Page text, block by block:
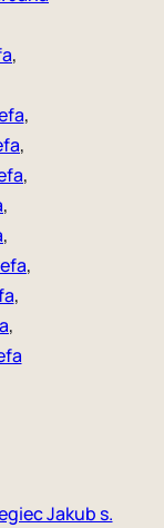
,
,
,
,
,
,
,
,
,
Jakub s.